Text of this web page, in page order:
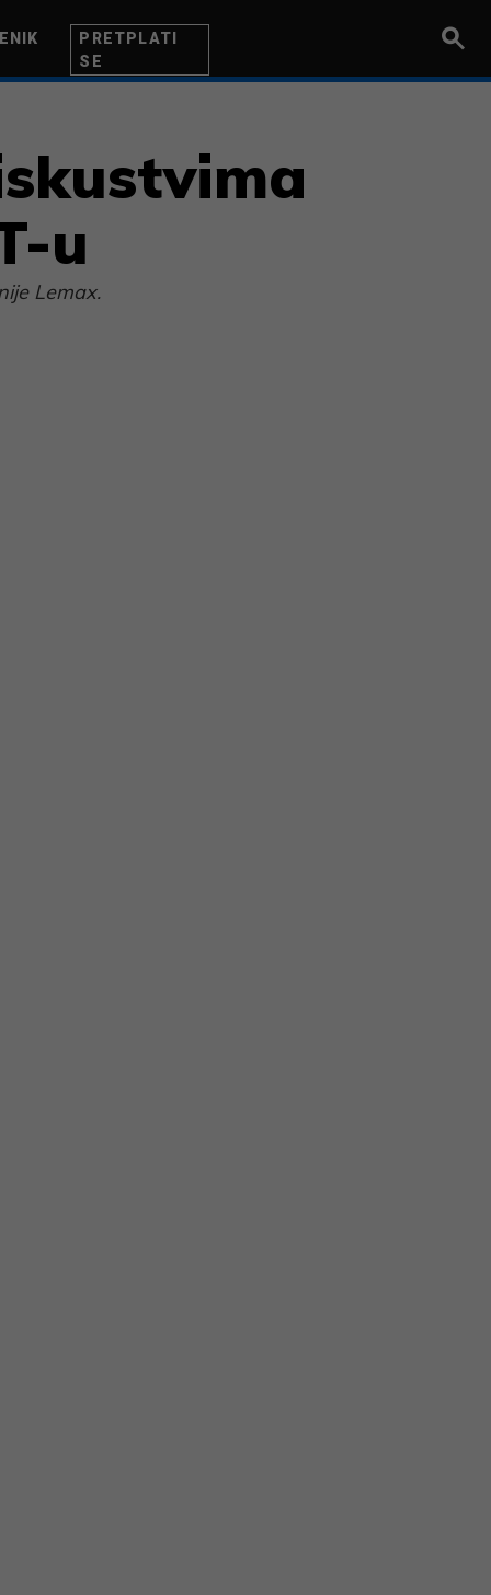
PRETPLATI
SE
u
Lemax.